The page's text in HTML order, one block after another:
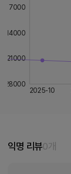
2025-10
7000
14000
21000
28000
익명 리뷰0개